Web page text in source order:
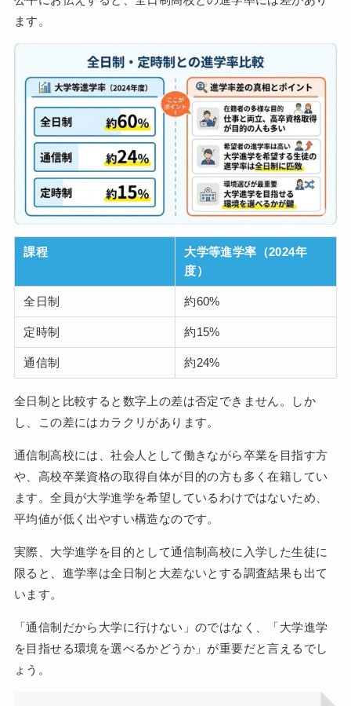
ます。
課程
大学等進学率（2024年
度）
全日制 約60%
定時制 約15%
通信制 約24%
全日制と比較すると数字上の差は否定できません。しか
し、この差にはカラクリがあります。
通信制高校には、社会人として働きながら卒業を目指す方
や、高校卒業資格の取得自体が目的の方も多く在籍してい
ます。全員が大学進学を希望しているわけではないため、
平均値が低く出やすい構造なのです。
実際、大学進学を目的として通信制高校に入学した生徒に
限ると、進学率は全日制と大差ないとする調査結果も出て
います。
「通信制だから大学に行けない」のではなく、「大学進学
を目指せる環境を選べるかどうか」が重要だと言えるでし
ょう。